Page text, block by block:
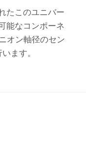
たこのユニバー
能なコンポーネ
オン軸径のセン
ます。